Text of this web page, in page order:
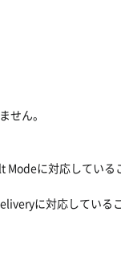
せん。
Modeに対応している
に対応している